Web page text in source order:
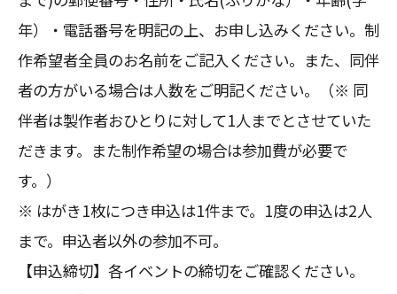
年）・電話番号を明記の上、お申し込みください。制
作希望者全員のお名前をご記入ください。また、同伴
者の方がいる場合は人数をご明記ください。（※ 同
伴者は製作者おひとりに対して1人までとさせていた
だきます。また制作希望の場合は参加費が必要で
す。）
※ はがき1枚につき申込は1件まで。1度の申込は2人
まで。申込者以外の参加不可。
【申込締切】各イベントの締切をご確認ください。